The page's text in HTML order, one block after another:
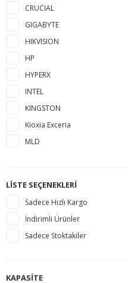
CRUCIAL
GIGABYTE
HIKVISION
HP
HYPERX
INTEL
KINGSTON
Kioxia Exceria
MLD
PLEXTOR
PNY
SAMSUNG
SANDISK
SILICON POWER
LISTE SEÇENEKLERI
Sadece Hızlı Kargo
İndirimli Ürünler
Sadece Stoktakiler
KAPASITE